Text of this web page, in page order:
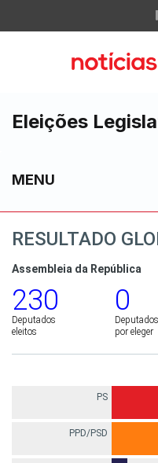
Eleições
MENU
RESULTADO
Assembleia da República
230
Deputados
eleitos
0
Deputados
por eleger
PS
PPD/PSD